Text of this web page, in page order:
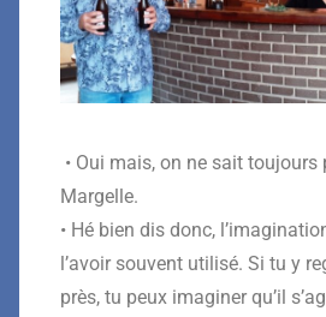
• Oui mais, on ne sait toujours
Margelle.
• Hé bien dis donc,
l’avoir souvent utilisé. Si tu y
près, tu peux imaginer qu’il